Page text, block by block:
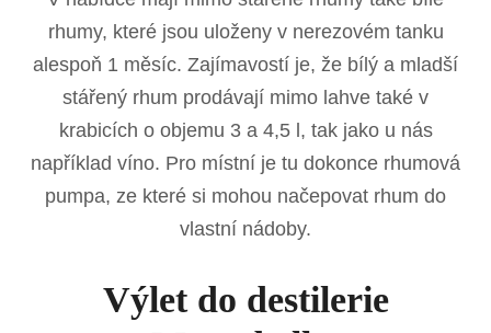
rhumy, které jsou uloženy v nerezovém tanku
alespoň 1 měsíc. Zajímavostí je, že bílý a mladší
stářený rhum prodávají mimo lahve také v
krabicích o objemu 3 a 4,5 l, tak jako u nás
například víno. Pro místní je tu dokonce rhumová
pumpa, ze které si mohou načepovat rhum do
vlastní nádoby.
Výlet do destilerie